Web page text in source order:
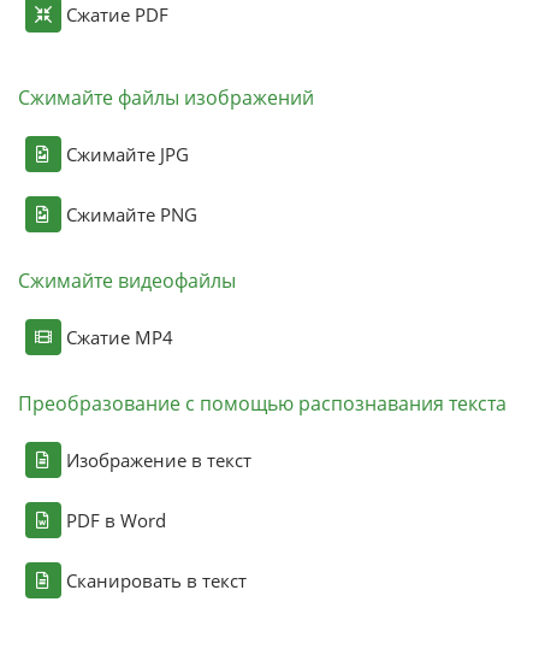
Сжатие PDF
Сжимайте файлы изображений
Сжимайте JPG
Сжимайте PNG
Сжимайте видеофайлы
Сжатие MP4
Преобразование с помощью распознавания текста
Изображение в текст
PDF в Word
Сканировать в текст